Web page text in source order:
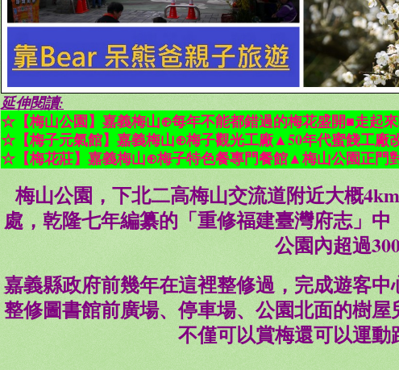
延伸閱讀:
☆【梅山公園】嘉義梅山⊕每年不能都錯過的梅花盛開■走起
☆【梅子元氣館】嘉義梅山⊕梅子觀光工廠▲50年代蜜餞工
☆【梅花莊】嘉義梅山⊕梅子特色餐專門餐館▲梅山公園正
梅山公園，下北二高梅山交流道附近大概
處，乾隆七年編纂的「重修福建臺灣府志」
公園內超過
嘉義縣政府前幾年在這裡整修過，完成遊客
整修圖書館前廣場、停車場、公園北面的樹
不僅可以賞梅還可以運動